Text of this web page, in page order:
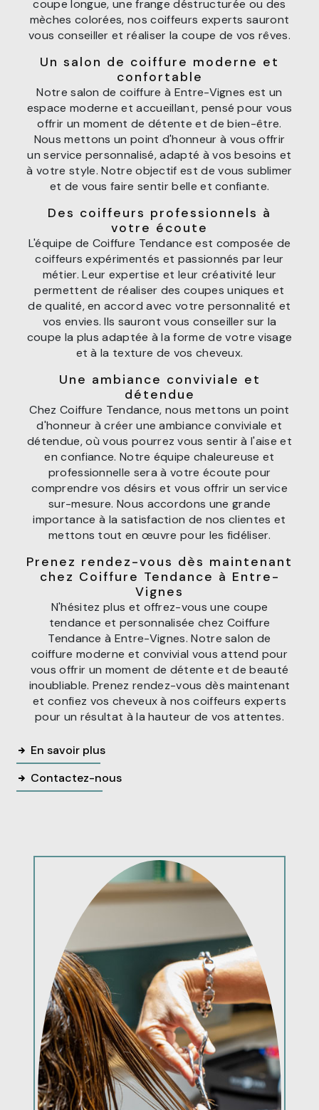
coupe longue, une frange déstructurée ou des
mèches colorées, nos coiffeurs experts sauront
vous conseiller et réaliser la coupe de vos rêves.
Un salon de coiffure moderne et
confortable
Notre salon de coiffure à Entre-Vignes est un
espace moderne et accueillant, pensé pour vous
offrir un moment de détente et de bien-être.
Nous mettons un point d'honneur à vous offrir
un service personnalisé, adapté à vos besoins et
à votre style. Notre objectif est de vous sublimer
et de vous faire sentir belle et confiante.
Des coiffeurs professionnels à
votre écoute
L'équipe de Coiffure Tendance est composée de
coiffeurs expérimentés et passionnés par leur
métier. Leur expertise et leur créativité leur
permettent de réaliser des coupes uniques et
de qualité, en accord avec votre personnalité et
vos envies. Ils sauront vous conseiller sur la
coupe la plus adaptée à la forme de votre visage
et à la texture de vos cheveux.
Une ambiance conviviale et
détendue
Chez Coiffure Tendance, nous mettons un point
d'honneur à créer une ambiance conviviale et
détendue, où vous pourrez vous sentir à l'aise et
en confiance. Notre équipe chaleureuse et
professionnelle sera à votre écoute pour
comprendre vos désirs et vous offrir un service
sur-mesure. Nous accordons une grande
importance à la satisfaction de nos clientes et
mettons tout en œuvre pour les fidéliser.
Prenez rendez-vous dès maintenant
chez Coiffure Tendance à Entre-
Vignes
N'hésitez plus et offrez-vous une coupe
tendance et personnalisée chez Coiffure
Tendance à Entre-Vignes. Notre salon de
coiffure moderne et convivial vous attend pour
vous offrir un moment de détente et de beauté
inoubliable. Prenez rendez-vous dès maintenant
et confiez vos cheveux à nos coiffeurs experts
pour un résultat à la hauteur de vos attentes.
En savoir plus
Contactez-nous